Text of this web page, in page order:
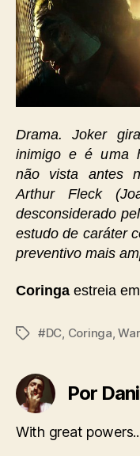
Drama. Joker
inimigo e é uma
não vista antes
Arthur Fleck
desconsiderado
estudo de caráter
preventivo mais
Coringa estreia
Tags#DC, Coringa,
Por
With great